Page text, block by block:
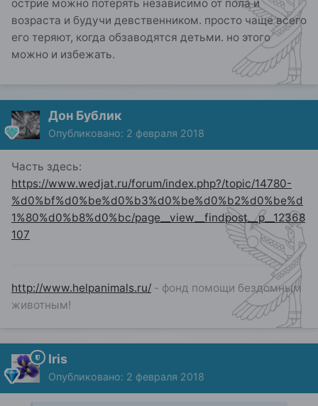
острие можно потерять независимо от пола и
возраста и будучи девственником. просто чаще всего
его теряют, когда обзаводятся детьми. но этого
можно и избежать.
Дон Бублик
Опубликовано: 2 февраля 2018
Часть здесь:
https://www.wedjat.ru/forum/index.php?/topic/14780-
%d0%bf%d0%be%d0%b3%d0%be%d0%b2%d0%be%d
1%80%d0%b8%d0%bc/page__view__findpost__p__12368
107
http://www.helpanimals.ru/ - фонд помощи бездомным
животным!
Iris
Опубликовано: 2 февраля 2018